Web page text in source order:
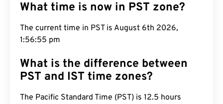
What time is now in PST zone?
The current time in PST is August 6th 2026,
1:56:56 pm
What is the difference between
PST and IST time zones?
The Pacific Standard Time (PST) is 12.5 hours